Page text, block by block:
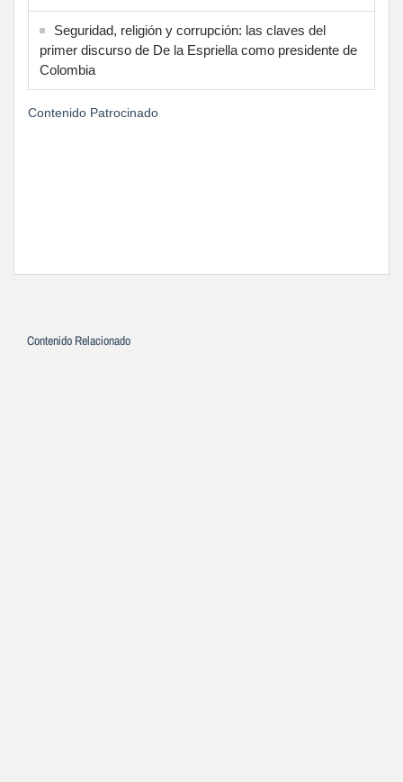
Seguridad, religión y corrupción: las claves del
primer discurso de De la Espriella como presidente de
Colombia
Contenido Patrocinado
Contenido Relacionado